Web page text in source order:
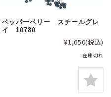
ペッパーベリー スチールグレ
イ 10780
¥1,650(税込)
在庫切れ